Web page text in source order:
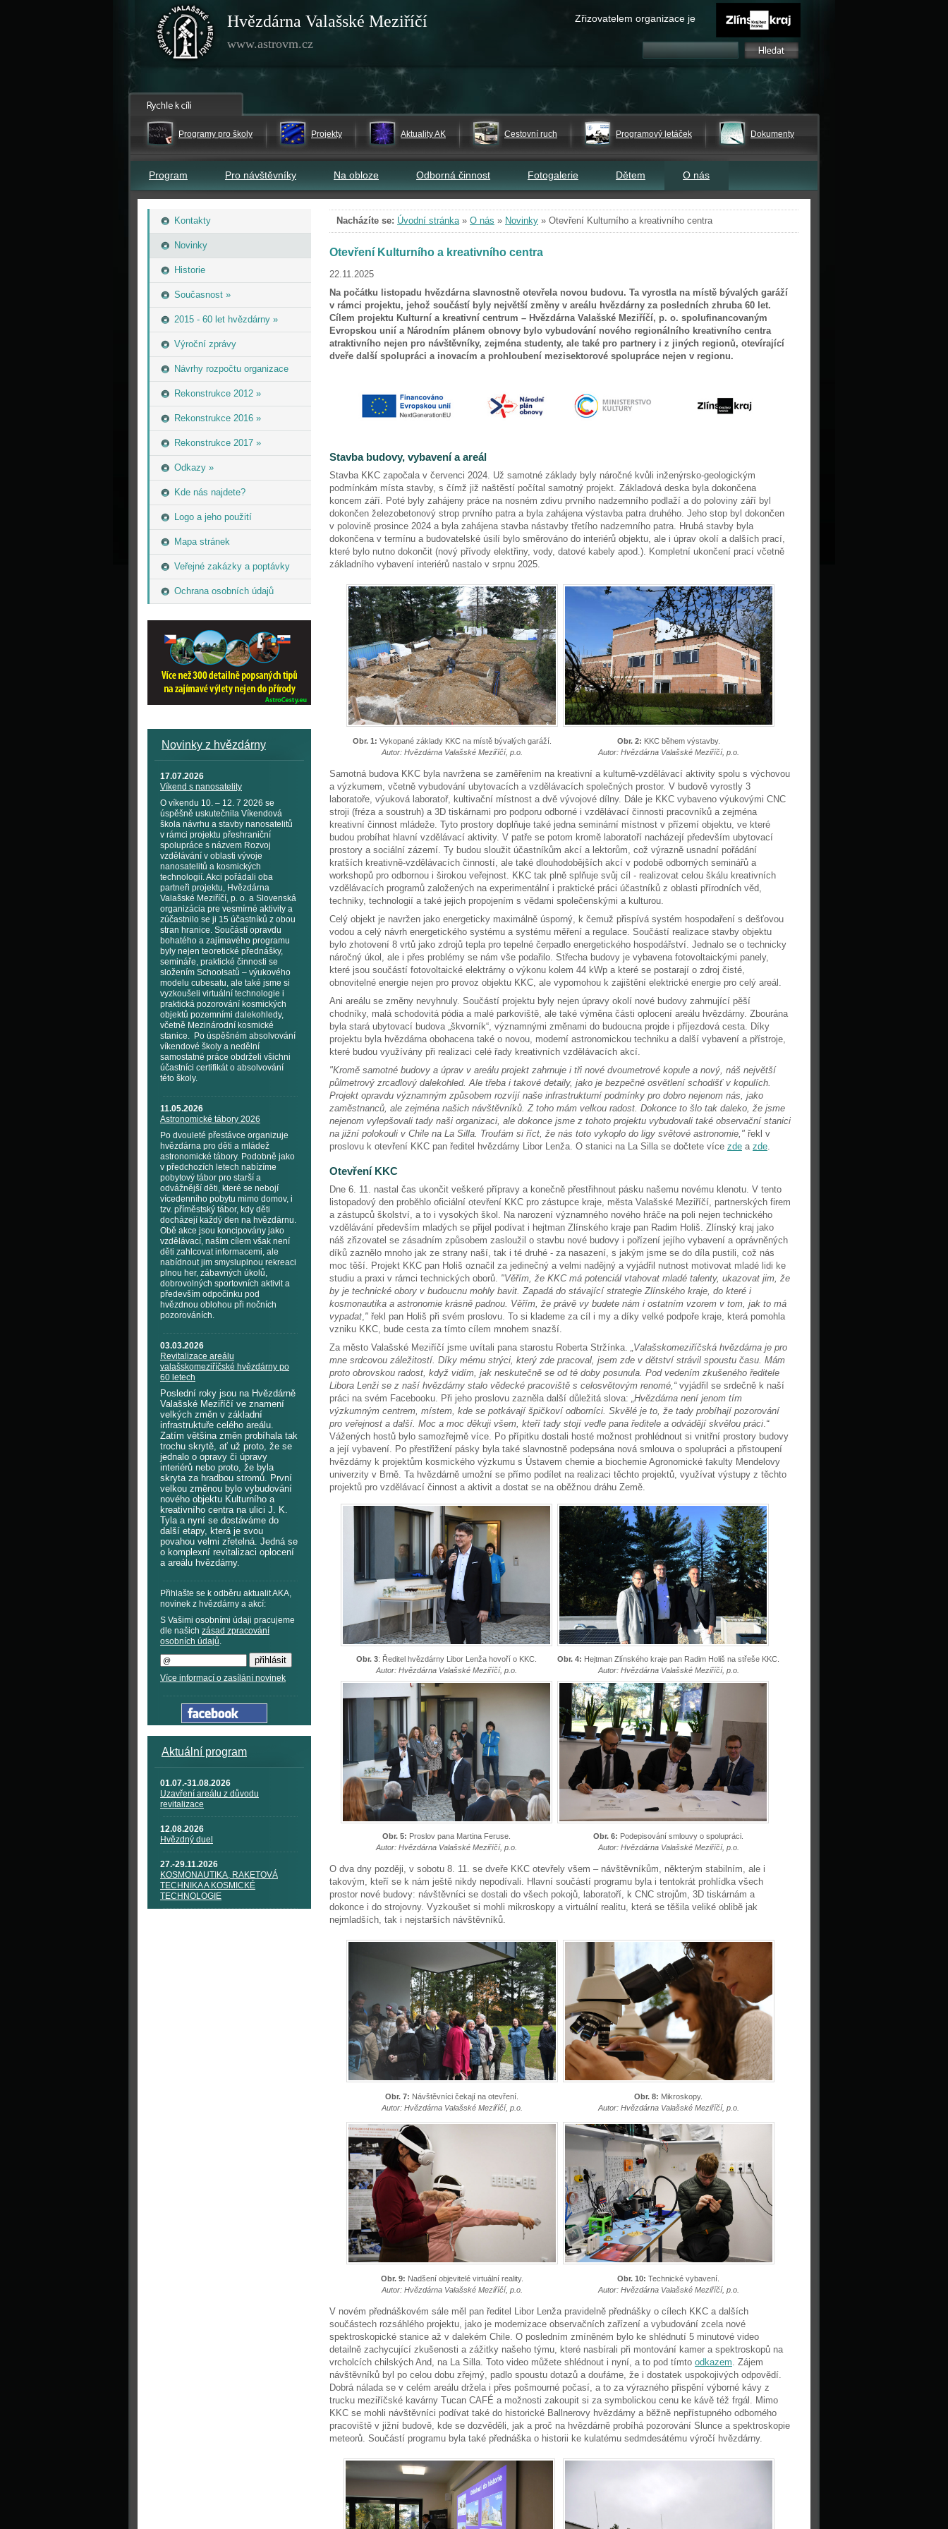
Hvězdárna Valašské Meziříčí
www.astrovm.cz
Zřizovatelem organizace je
Programy pro školy Projekty Aktuality AK Cestovní ruch Programový letáček Dokumenty
Program Pro návštěvníky Na obloze Odborná činnost Fotogalerie Dětem O nás
Kontakty
Novinky
Historie
Současnost »
2015 - 60 let hvězdárny »
Výroční zprávy
Návrhy rozpočtu organizace
Rekonstrukce 2012 »
Rekonstrukce 2016 »
Rekonstrukce 2017 »
Odkazy »
Kde nás najdete?
Logo a jeho použití
Mapa stránek
Veřejné zakázky a poptávky
Ochrana osobních údajů
Novinky z hvězdárny
17.07.2026
Víkend s nanosatelity
O víkendu 10. – 12. 7 2026 se
úspěšně uskutečnila Víkendová
škola návrhu a stavby nanosatelitů
v rámci projektu přeshraniční
spolupráce s názvem Rozvoj
vzdělávání v oblasti vývoje
nanosatelitů a kosmických
technologií. Akci pořádali oba
partneři projektu, Hvězdárna
Valašské Meziříčí, p. o. a Slovenská
organizácia pre vesmírné aktivity a
zúčastnilo se ji 15 účastníků z obou
stran hranice. Součástí opravdu
bohatého a zajímavého programu
byly nejen teoretické přednášky,
semináře, praktické činnosti se
složením Schoolsatů – výukového
modelu cubesatu, ale také jsme si
vyzkoušeli virtuální technologie i
praktická pozorování kosmických
objektů pozemními dalekohledy,
včetně Mezinárodní kosmické
stanice. Po úspěšném absolvování
víkendové školy a nedělní
samostatné práce obdrželi všichni
účastníci certifikát o absolvování
této školy.
11.05.2026
Astronomické tábory 2026
Po dvouleté přestávce organizuje
hvězdárna pro děti a mládež
astronomické tábory. Podobně jako
v předchozích letech nabízíme
pobytový tábor pro starší a
odvážnější děti, které se nebojí
vícedenního pobytu mimo domov, i
tzv. příměstský tábor, kdy děti
docházejí každý den na hvězdárnu.
Obě akce jsou koncipovány jako
vzdělávací, naším cílem však není
děti zahlcovat informacemi, ale
nabídnout jim smysluplnou rekreaci
plnou her, zábavných úkolů,
dobrovolných sportovních aktivit a
především odpočinku pod
hvězdnou oblohou při nočních
pozorováních.
03.03.2026
Revitalizace areálu
valašskomeziříčské hvězdárny po
60 letech
Poslední roky jsou na Hvězdárně
Valašské Meziříčí ve znamení
velkých změn v základní
infrastruktuře celého areálu.
Zatím většina změn probíhala tak
trochu skrytě, ať už proto, že se
jednalo o opravy či úpravy
interiérů nebo proto, že byla
skryta za hradbou stromů. První
velkou změnou bylo vybudování
nového objektu Kulturního a
kreativního centra na ulici J. K.
Tyla a nyní se dostáváme do
další etapy, která je svou
povahou velmi zřetelná. Jedná se
o komplexní revitalizaci oplocení
a areálu hvězdárny.
Přihlašte se k odběru aktualit AKA,
novinek z hvězdárny a akcí:
S Vašimi osobními údaji pracujeme
dle našich zásad zpracování
osobních údajů.
Více informací o zasílání novinek
Aktuální program
01.07.-31.08.2026
Uzavření areálu z důvodu
revitalizace
12.08.2026
Hvězdný duel
27.-29.11.2026
KOSMONAUTIKA, RAKETOVÁ
TECHNIKA A KOSMICKÉ
TECHNOLOGIE
Nacházíte se: Úvodní stránka» O nás » Novinky » Otevření Kulturního a kreativního centra
Otevření Kulturního a kreativního centra
22.11.2025
Na počátku listopadu hvězdárna slavnostně otevřela novou budovu. Ta vyrostla na místě bývalých garáží
v rámci projektu, jehož součástí byly největší změny v areálu hvězdárny za posledních zhruba 60 let.
Cílem projektu Kulturní a kreativní centrum – Hvězdárna Valašské Meziříčí, p. o. spolufinancovaným
Evropskou unií a Národním plánem obnovy bylo vybudování nového regionálního kreativního centra
atraktivního nejen pro návštěvníky, zejména studenty, ale také pro partnery i z jiných regionů, otevírající
dveře další spolupráci a inovacím a prohloubení mezisektorové spolupráce nejen v regionu.
Stavba budovy, vybavení a areál
Stavba KKC započala v červenci 2024. Už samotné základy byly náročné kvůli inženýrsko-geologickým
podmínkám místa stavby, s čímž již naštěstí počítal samotný projekt. Základová deska byla dokončena
koncem září. Poté byly zahájeny práce na nosném zdivu prvního nadzemního podlaží a do poloviny září byl
dokončen železobetonový strop prvního patra a byla zahájena výstavba patra druhého. Jeho stop byl dokončen
v polovině prosince 2024 a byla zahájena stavba nástavby třetího nadzemního patra. Hrubá stavby byla
dokončena v termínu a budovatelské úsilí bylo směrováno do interiérů objektu, ale i úprav okolí a dalších prací,
které bylo nutno dokončit (nový přívody elektřiny, vody, datové kabely apod.). Kompletní ukončení prací včetně
základního vybavení interiérů nastalo v srpnu 2025.
Obr. 1: Vykopané základy KKC na místě bývalých garáží.
Autor: Hvězdárna Valašské Meziříčí, p.o.
Obr. 2: KKC během výstavby.
Autor: Hvězdárna Valašské Meziříčí, p.o.
Samotná budova KKC byla navržena se zaměřením na kreativní a kulturně-vzdělávací aktivity spolu s výchovou
a výzkumem, včetně vybudování ubytovacích a vzdělávacích společných prostor. V budově vyrostly 3
laboratoře, výuková laboratoř, kultivační místnost a dvě vývojové dílny. Dále je KKC vybaveno výukovými CNC
stroji (fréza a soustruh) a 3D tiskárnami pro podporu odborné i vzdělávací činnosti pracovníků a zejména
kreativní činnost mládeže. Tyto prostory doplňuje také jedna seminární místnost v přízemí objektu, ve které
budou probíhat hlavní vzdělávací aktivity. V patře se potom kromě laboratoří nacházejí především ubytovací
prostory a sociální zázemí. Ty budou sloužit účastníkům akcí a lektorům, což výrazně usnadní pořádání
kratších kreativně-vzdělávacích činností, ale také dlouhodobějších akcí v podobě odborných seminářů a
workshopů pro odbornou i širokou veřejnost. KKC tak plně splňuje svůj cíl - realizovat celou škálu kreativních
vzdělávacích programů založených na experimentální i praktické práci účastníků z oblasti přírodních věd,
techniky, technologií a také jejich propojením s vědami společenskými a kulturou.
Celý objekt je navržen jako energeticky maximálně úsporný, k čemuž přispívá systém hospodaření s dešťovou
vodou a celý návrh energetického systému a systému měření a regulace. Součástí realizace stavby objektu
bylo zhotovení 8 vrtů jako zdrojů tepla pro tepelné čerpadlo energetického hospodářství. Jednalo se o technicky
náročný úkol, ale i přes problémy se nám vše podařilo. Střecha budovy je vybavena fotovoltaickými panely,
které jsou součástí fotovoltaické elektrárny o výkonu kolem 44 kWp a které se postarají o zdroj čisté,
obnovitelné energie nejen pro provoz objektu KKC, ale vypomohou k zajištění elektrické energie pro celý areál.
Ani areálu se změny nevyhnuly. Součástí projektu byly nejen úpravy okolí nové budovy zahrnující pěší
chodníky, malá schodovitá pódia a malé parkoviště, ale také výměna části oplocení areálu hvězdárny. Zbourána
byla stará ubytovací budova „škvorník“, významnými změnami do budoucna projde i příjezdová cesta. Díky
projektu byla hvězdárna obohacena také o novou, moderní astronomickou techniku a další vybavení a přístroje,
které budou využívány při realizaci celé řady kreativních vzdělávacích akcí.
"Kromě samotné budovy a úprav v areálu projekt zahrnuje i tři nové dvoumetrové kopule a nový, náš největší
půlmetrový zrcadlový dalekohled. Ale třeba i takové detaily, jako je bezpečné osvětlení schodišť v kopulích.
Projekt opravdu významným způsobem rozvíjí naše infrastrukturní podmínky pro dobro nejenom nás, jako
zaměstnanců, ale zejména našich návštěvníků. Z toho mám velkou radost. Dokonce to šlo tak daleko, že jsme
nejenom vylepšovali tady naši organizaci, ale dokonce jsme z tohoto projektu vybudovali také observační stanici
na jižní polokouli v Chile na La Silla. Troufám si říct, že nás toto vykoplo do ligy světové astronomie," řekl v
proslovu k otevření KKC pan ředitel hvězdárny Libor Lenža. O stanici na La Silla se dočtete více zde a zde
Otevření KKC
Dne 6. 11. nastal čas ukončit veškeré přípravy a konečně přestřihnout pásku našemu novému klenotu. V tento
listopadový den proběhlo oficiální otevření KKC pro zástupce kraje, města Valašské Meziříčí, partnerských firem
a zástupců školství, a to i vysokých škol. Na narození významného nového hráče na poli nejen technického
vzdělávání především mladých se přijel podívat i hejtman Zlínského kraje pan Radim Holiš. Zlínský kraj jako
náš zřizovatel se zásadním způsobem zasloužil o stavbu nové budovy i pořízení jejího vybavení a oprávněných
díků zaznělo mnoho jak ze strany naší, tak i té druhé - za nasazení, s jakým jsme se do díla pustili, což nás
moc těší. Projekt KKC pan Holiš označil za jedinečný a velmi nadějný a vyjádřil nutnost motivovat mladé lidi ke
studiu a praxi v rámci technických oborů. "Věřím, že KKC má potenciál vtahovat mladé talenty, ukazovat jim, že
by je technické obory v budoucnu mohly bavit. Zapadá do stávající strategie Zlínského kraje, do které i
kosmonautika a astronomie krásně padnou. Věřím, že právě vy budete nám i ostatním vzorem v tom, jak to má
vypadat " řekl pan Holiš při svém proslovu. To si klademe za cíl i my a díky velké podpoře kraje, která pomohla
vzniku KKC, bude cesta za tímto cílem mnohem snazší.
Za město Valašské Meziříčí jsme uvítali pana starostu Roberta Stržínka.
„Valašskomeziříčská hvězdárna je pro
mne srdcovou záležitostí. Díky mému strýci, který zde pracoval, jsem zde v dětství strávil spoustu času. Mám
proto obrovskou radost, když vidím, jak neskutečně se od té doby posunula. Pod vedením zkušeného ředitele
Libora Lenži se z naší hvězdárny stalo vědecké pracoviště s celosvětovým renomé,“vyjádřil se srdečně k naší
práci na svém Facebooku. Při jeho proslovu zazněla další důležitá slova: „Hvězdárna není jenom tím
výzkumným centrem, místem, kde se potkávají špičkoví odborníci. Skvělé je to, že tady probíhají pozorování
pro veřejnost a další. Moc a moc děkuji všem, kteří tady stojí vedle pana ředitele a odvádějí skvělou práci “
Vážených hostů bylo samozřejmě více. Po přípitku dostali hosté možnost prohlédnout si vnitřní prostory budovy
a její vybavení. Po přestřižení pásky byla také slavnostně podepsána nová smlouva o spolupráci a přistoupení
hvězdárny k projektům kosmického výzkumu s Ústavem chemie a biochemie Agronomické fakulty Mendelovy
univerzity v Brně. Ta hvězdárně umožní se přímo podílet na realizaci těchto projektů, využívat výstupy z těchto
projektů pro vzdělávací činnost a aktivit a dostat se na oběžnou dráhu Země.
Obr. 3: Ředitel hvězdárny Libor Lenža hovoří o KKC.
Autor: Hvězdárna Valašské Meziříčí, p.o.
Obr. 4: Hejtman Zlínského kraje pan Radim Holiš na střeše KKC.
Autor: Hvězdárna Valašské Meziříčí, p.o.
Obr. 5: Proslov pana Martina Feruse.
Autor: Hvězdárna Valašské Meziříčí, p.o.
Obr. 6: Podepisování smlouvy o spolupráci.
Autor: Hvězdárna Valašské Meziříčí, p.o.
O dva dny později, v sobotu 8. 11. se dveře KKC otevřely všem – návštěvníkům, některým stabilním, ale i
takovým, kteří se k nám ještě nikdy nepodívali. Hlavní součástí programu byla i tentokrát prohlídka všech
prostor nové budovy: návštěvníci se dostali do všech pokojů, laboratoří, k CNC strojům, 3D tiskárnám a
dokonce i do strojovny. Vyzkoušet si mohli mikroskopy a virtuální realitu, která se těšila veliké oblibě jak
nejmladších, tak i nejstarších návštěvníků.
Obr. 7: Návštěvníci čekají na otevření.
Autor: Hvězdárna Valašské Meziříčí, p.o.
Obr. 8: Mikroskopy.
Autor: Hvězdárna Valašské Meziříčí, p.o.
Obr. 9: Nadšení objevitelé virtuální reality.
Autor: Hvězdárna Valašské Meziříčí, p.o.
Obr. 10: Technické vybavení.
Autor: Hvězdárna Valašské Meziříčí, p.o.
V novém přednáškovém sále měl pan ředitel Libor Lenža pravidelně přednášky o cílech KKC a dalších
součástech rozsáhlého projektu, jako je modernizace observačních zařízení a vybudování zcela nové
spektroskopické stanice až v dalekém Chile. O posledním zmíněném bylo ke shlédnutí 5 minutové video
detailně zachycující zkušenosti a zážitky našeho týmu, které nasbírali při montování kamer a spektroskopů na
vrcholcích chilských And, na La Silla. Toto video můžete shlédnout i nyní, a to pod tímto odkazem . Zájem
návštěvníků byl po celou dobu zřejmý, padlo spoustu dotazů a doufáme, že i dostatek uspokojivých odpovědí.
Dobrá nálada se v celém areálu držela i přes pošmourné počasí, a to za výrazného přispění výborné kávy z
trucku meziříčské kavárny Tucan CAFÉ a možnosti zakoupit si za symbolickou cenu ke kávě též frgál. Mimo
KKC se mohli návštěvníci podívat také do historické Ballnerovy hvězdárny a běžně nepřístupného odborného
pracoviště v jižní budově, kde se dozvěděli, jak a proč na hvězdárně probíhá pozorování Slunce a spektroskopie
meteorů. Součástí programu byla také přednáška o historii ke kulatému sedmdesátému výročí hvězdárny.